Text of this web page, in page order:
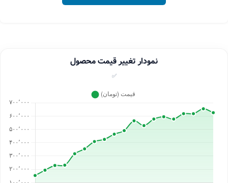
نمودار تغییر قیمت محصول
✅